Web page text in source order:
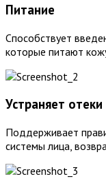
Питание
Способствует
которые питают
Устраняет отеки
Поддерживает
системы лица,